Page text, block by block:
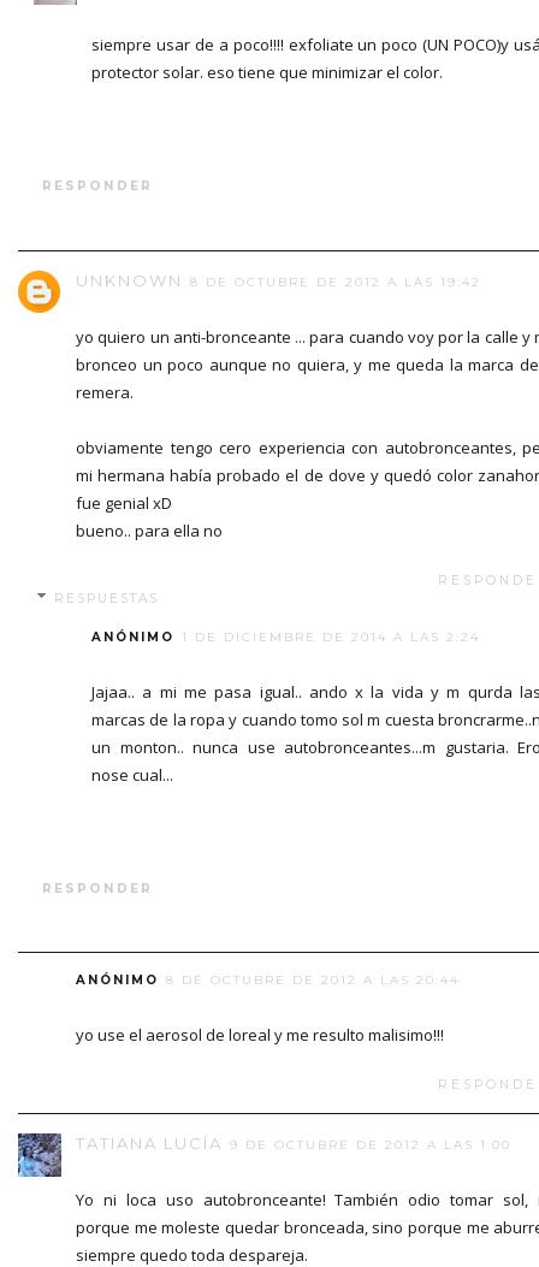
siempre usar de a poco!!!! exfoliate un poco (UN POCO)y
protector solar. eso tiene que minimizar el color.
RESPONDER
UNKNOWN 8 DE OCTUBRE DE 2012 A LAS 19:42
yo quiero un anti-bronceante ... para cuando voy por la calle y
bronceo un poco aunque no quiera, y me queda la marca
remera.
obviamente tengo cero experiencia con autobronceantes,
mi hermana había probado el de dove y quedó color
fue genial xD
bueno.. para ella no
RESPUESTAS
ANÓNIMO 1 DE DICIEMBRE DE 2014 A LAS 2:24
Jajaa.. a mi me pasa igual.. ando x la vida y m qurda
marcas de la ropa y cuando tomo sol m cuesta
un monton.. nunca use autobronceantes...m gustaria.
nose cual...
RESPONDER
ANÓNIMO 8 DE OCTUBRE DE 2012 A LAS 20:44
yo use el aerosol de loreal y me resulto malisimo!!!
TATIANA LUCÍA 9 DE OCTUBRE DE 2012 A LAS 1:00
Yo ni loca uso autobronceante! También odio tomar sol,
porque me moleste quedar bronceada, sino porque me
siempre quedo toda despareja.